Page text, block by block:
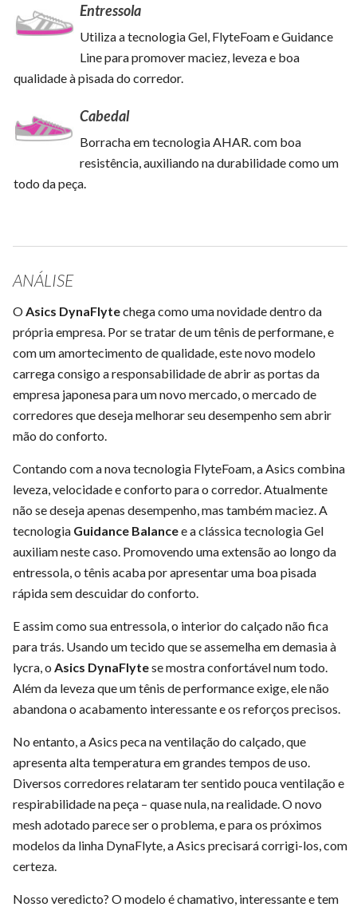
Entressola
Utiliza a tecnologia Gel, FlyteFoam e Guidance
Line para promover maciez, leveza e boa
qualidade à pisada do corredor.
Cabedal
Borracha em tecnologia AHAR. com boa
resistência, auxiliando na durabilidade como um
todo da peça.
ANÁLISE
OAsics DynaFlytechega como uma novidade dentro da
própria empresa. Por se tratar de um tênis de performane, e
com um amortecimento de qualidade, este novo modelo
carrega consigo a responsabilidade de abrir as portas da
empresa japonesa para um novo mercado, o mercado de
corredores que deseja melhorar seu desempenho sem abrir
mão do conforto.
Contando com a nova tecnologia FlyteFoam, a Asics combina
leveza, velocidade e conforto para o corredor. Atualmente
não se deseja apenas desempenho, mas também maciez. A
tecnologia Guidance Balancee a clássica tecnologia Gel
auxiliam neste caso. Promovendo uma extensão ao longo da
entressola, o tênis acaba por apresentar uma boa pisada
rápida sem descuidar do conforto.
E assim como sua entressola, o interior do calçado não fica
para trás. Usando um tecido que se assemelha em demasia à
lycra, o Asics DynaFlytese mostra confortável num todo.
Além da leveza que um tênis de performance exige, ele não
abandona o acabamento interessante e os reforços precisos.
No entanto, a Asics peca na ventilação do calçado, que
apresenta alta temperatura em grandes tempos de uso.
Diversos corredores relataram ter sentido pouca ventilação e
respirabilidade na peça – quase nula, na realidade. O novo
mesh adotado parece ser o problema, e para os próximos
modelos da linha DynaFlyte, a Asics precisará corrigi-los, com
certeza.
Nosso veredicto? O modelo é chamativo, interessante e tem